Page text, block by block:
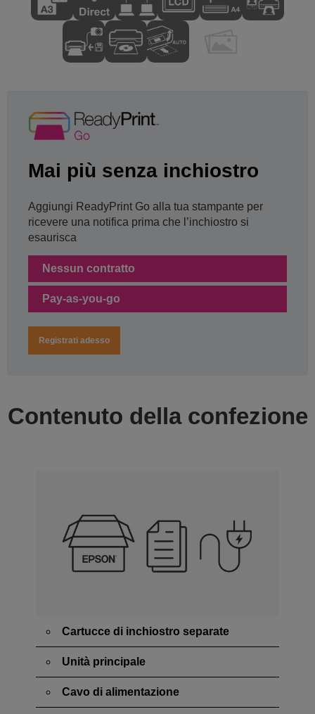
Mai più senza inchiostro
Aggiungi ReadyPrint Go alla tua stampante per
ricevere una notifica prima che l’inchiostro si
esaurisca
Nessun contratto
Pay-as-you-go
Registrati adesso
Contenuto della confezione
Cartucce di inchiostro separate
Unità principale
Cavo di alimentazione